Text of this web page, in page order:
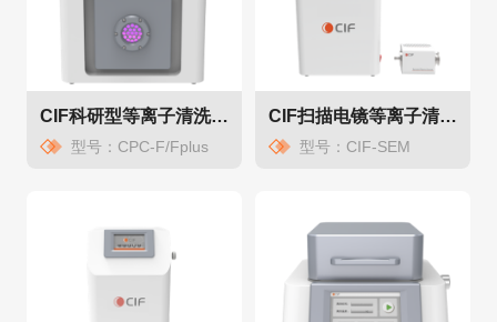
CIF科研型等离子清洗机CPC-F系列
型号：CPC-F/Fplus
CIF扫描电镜等离子清洗机
型号：CIF-SEM